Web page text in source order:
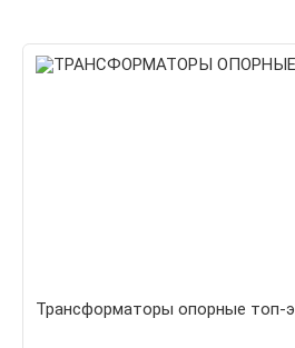
Трансформаторы опорные топ-э